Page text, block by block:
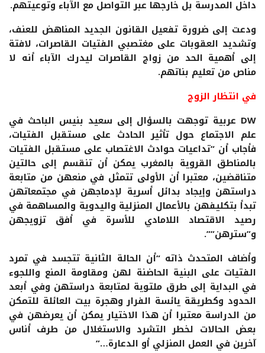
داخل المدرسة بل خارجها عبر التواصل مع الآباء وتوعيتهم.
ودعت إلى ضرورة تفعيل القانون الجديد المناهض للعنف،
وتشديد العقوبات على مغتصبي الفتيات القاصرات، لافتة
إلى أهمية الحد من زواج القاصرات ليدرك الآباء أنه لا
مناص من تعليم بناتهم.
في انتظار الزوج
DW عربية توجهت بالسؤال إلى سعيد بنيس الباحث في
علم الاجتماع حول تأثير الحادث على مستقبل الفتيات،
فأجاب أن “تداعيات حوادث الاغتصاب على مستقبل الفتيات
بالمناطق القروية بالمغرب يمكن أن تنقسم إلى حالتين
متناقضين، معتبرا أن الأولى تتمثل في منعهن من متابعة
دراستهن وإيجاد بدائل أسرية لإدماجهن في مجتمعاتهن
تبدأ بتكليفهن بالأعمال المنزلية واليدوية والمساهمة في
رصيد الاقتصاد اللامادي للأسرة في أفق تزويجهن
و”سترهن””.
وأضاف المتحدث ذاته “أن الحالة الثانية تتجسد في تمرد
الفتيات على البنية الحاضنة لهن ومقاومة المنع واللجوء
في البداية إلى طرق ملتوية لمتابعة دراستهن وفي أبعد
الحدود وكطريقة يائسة الفرار وهجرة بيت العائلة للتمكن
من الدراسة معتبرا أن هذا الاختيار يمكن أن يعرضهن في
بعض الحالات لخطر التشرد والاستغلال من طرف أناس
آخرين في العمل المنزلي أو الدعارة…”